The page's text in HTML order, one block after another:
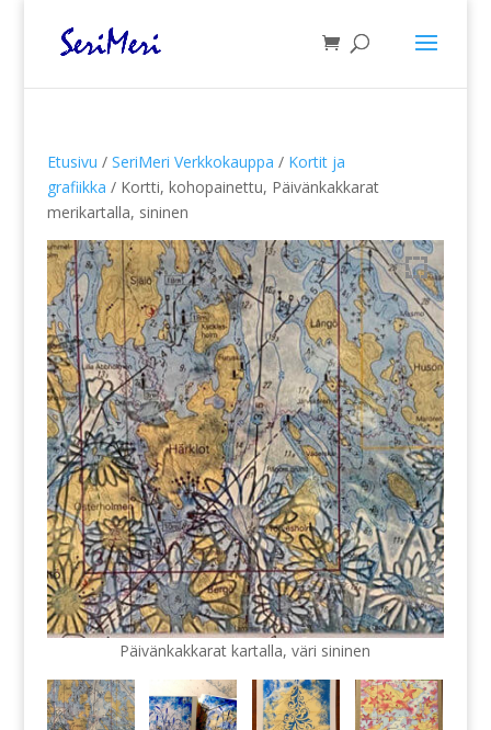
Etusivu / SeriMeri Verkkokauppa / Kortit ja
grafiikka / Kortti, kohopainettu, Päivänkakkarat
merikartalla, sininen
Päivänkakkarat kartalla, väri sininen